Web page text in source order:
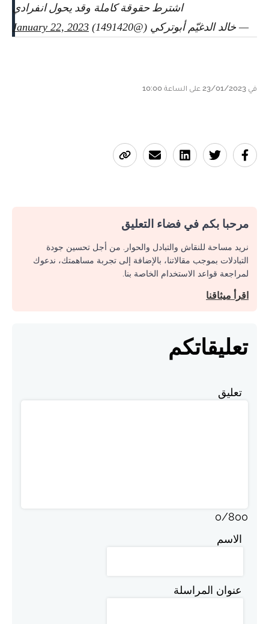
اشترط حقوقة كاملة وقد يحول انفرادي
— خالد الدغيّم أبوتركي (@1491420) January 22, 2023
في 23/01/2023 على الساعة 10:00
مرحبا بكم في فضاء التعليق
نريد مساحة للنقاش والتبادل والحوار. من أجل تحسين جودة
التبادلات بموجب مقالاتنا، بالإضافة إلى تجربة مساهمتك، ندعوك
لمراجعة قواعد الاستخدام الخاصة بنا.
اقرأ ميثاقنا
تعليقاتكم
تعليق
0/800
الاسم
عنوان المراسلة